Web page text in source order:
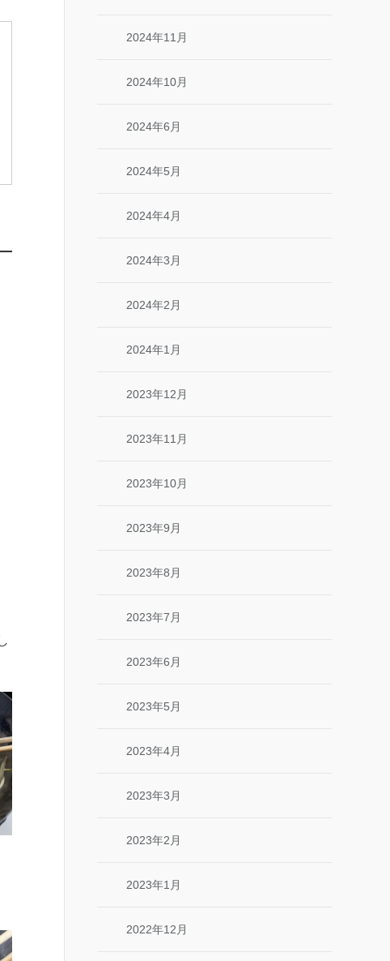
2024年11月
2024年10月
2024年6月
2024年5月
2024年4月
2024年3月
2024年2月
2024年1月
2023年12月
2023年11月
2023年10月
2023年9月
2023年8月
2023年7月
2023年6月
2023年5月
2023年4月
2023年3月
2023年2月
2023年1月
2022年12月